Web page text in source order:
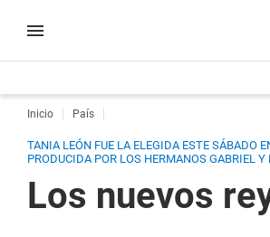
Inicio País
TANIA LEÓN FUE LA ELEGIDA ESTE SÁBADO
PRODUCIDA POR LOS HERMANOS GABRIEL Y
Los nuevos